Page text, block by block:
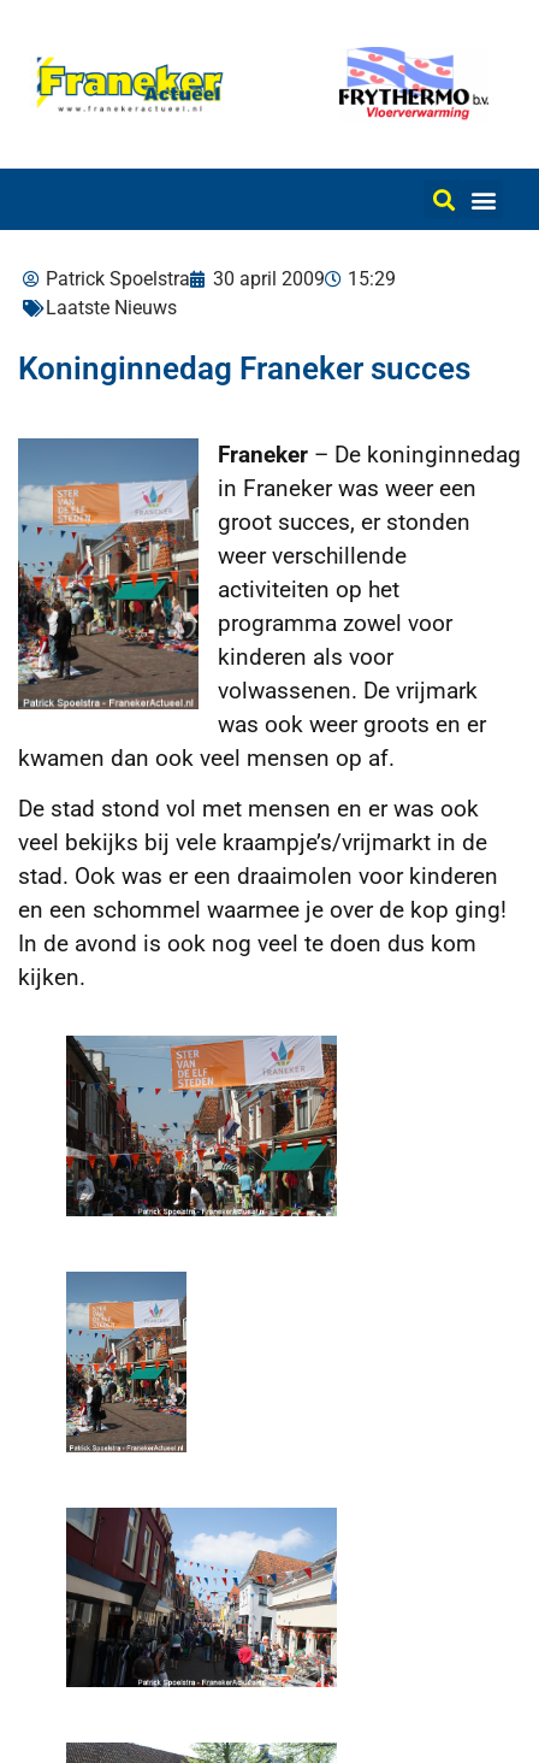
Patrick Spoelstra 30 april 2009
15:29
Laatste Nieuws
Koninginnedag Franeker succes
Franeker – De koninginnedag
in Franeker was weer een
groot succes, er stonden
weer verschillende
activiteiten op het
programma zowel voor
kinderen als voor
volwassenen. De vrijmark
was ook weer groots en er
kwamen dan ook veel mensen op af.
De stad stond vol met mensen en er was ook
veel bekijks bij vele kraampje’s/vrijmarkt in de
stad. Ook was er een draaimolen voor kinderen
en een schommel waarmee je over de kop ging!
In de avond is ook nog veel te doen dus kom
kijken.